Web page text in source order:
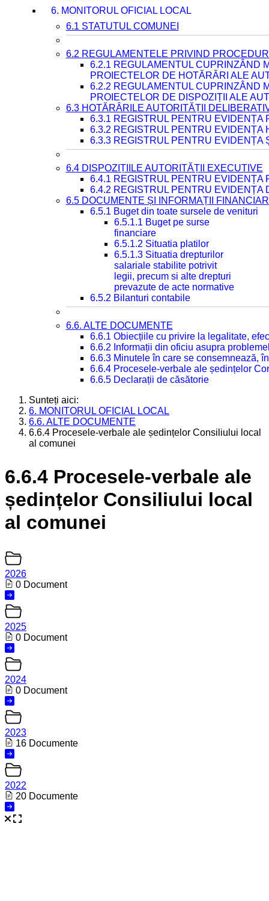
6. MONITORUL OFICIAL LOCAL
6.1 STATUTUL COMUNEI
6.2 REGULAMENTELE PRIVIND
6.2.1 REGULAMENTUL CUPRINZÂND
PROIECTELOR DE HOTĂRÂRI ALE
6.2.2 REGULAMENTUL CUPRINZÂND
PROIECTELOR DE DISPOZIȚII ALE
6.3 HOTĂRÂRILE AUTORITĂȚII
6.3.1 REGISTRUL PENTRU EVIDENȚA
6.3.2 REGISTRUL PENTRU EVIDENȚA
6.3.3 REGISTRUL PENTRU EVIDENȚA
6.4 DISPOZIȚIILE AUTORITĂȚII EXECUTIVE
6.4.1 REGISTRUL PENTRU EVIDENȚA
6.4.2 REGISTRUL PENTRU EVIDENȚA
6.5 DOCUMENTE ȘI INFORMAȚII
6.5.1 Buget din toate sursele de venituri
6.5.1.1 Buget pe surse
financiare
6.5.1.2 Situatia platilor
6.5.1.3 Situatia drepturilor
salariale stabilite potrivit
legii, precum si alte drepturi
prevazute de acte normative
6.5.2 Bilanturi contabile
6.6. ALTE DOCUMENTE
6.6.1 Obiecțiile cu privire la legalitate,
6.6.2 Informații din oficiu asupra
6.6.3 Minutele în care se consemnează,
6.6.4 Procesele-verbale ale ședințelor
6.6.5 Declarații de căsătorie
Sunteți aici:
6. MONITORUL OFICIAL LOCAL
6.6. ALTE DOCUMENTE
6.6.4 Procesele-verbale ale ședințelor Consiliului local
al comunei
6.6.4 Procesele-verbale ale
ședințelor Consiliului local
al comunei
2026
0 Document
2025
0 Document
2024
0 Document
2023
16 Documente
2022
20 Documente